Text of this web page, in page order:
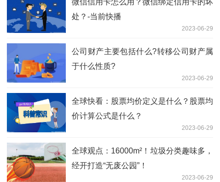
微信信用卡怎么用？微信绑定信用卡的坏
处？-当前快播
2023-06-29
公司财产主要包括什么?转移公司财产属
于什么性质?
2023-06-29
全球快看：股票均价定义是什么？股票均
价计算公式是什么？
2023-06-29
全球观点：16000m²！垃圾分类趣味多，
经开打造“无废公园”！
2023-06-29